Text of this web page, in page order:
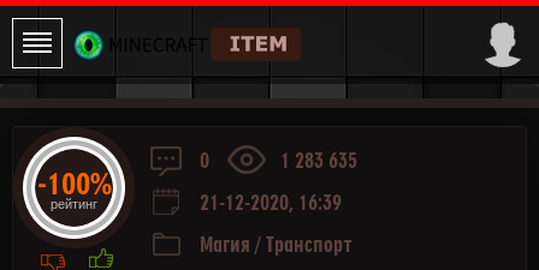
0
1 283 635
21-12-2020, 16:39
Магия / Транспорт
-100%
рейтинг